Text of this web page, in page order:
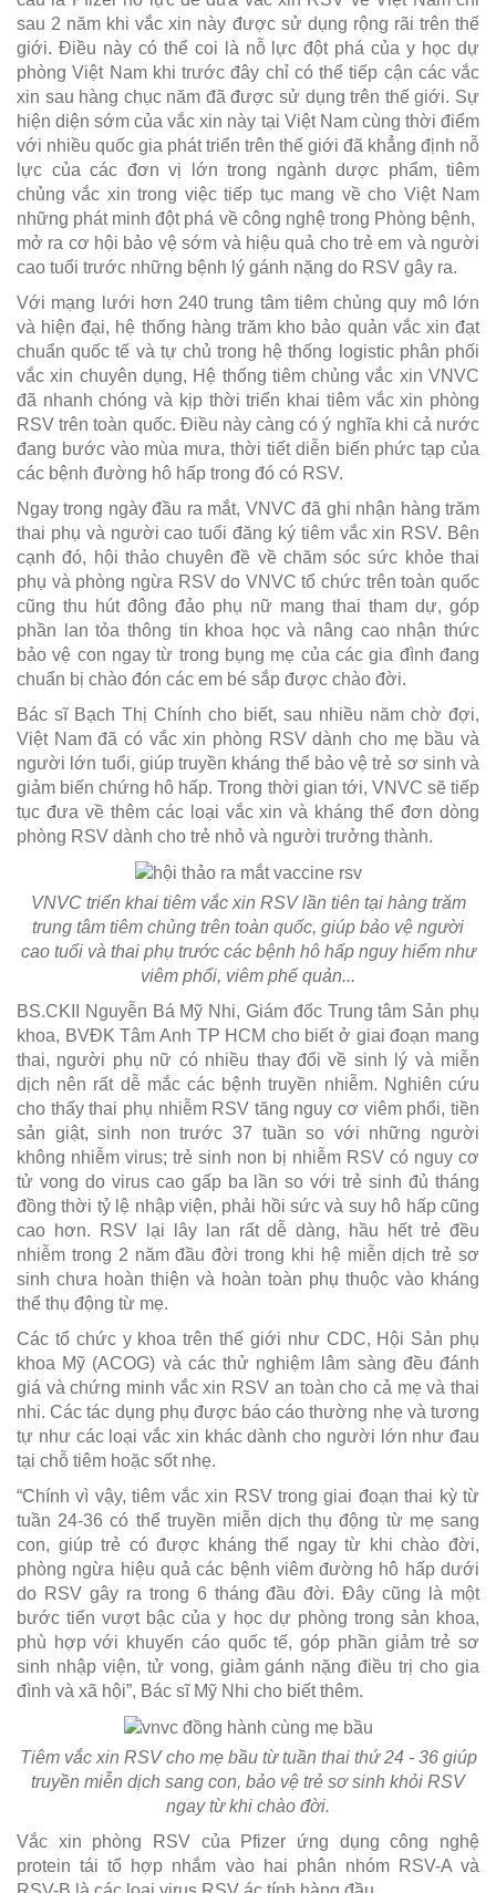
sau 2 năm khi vắc xin này được sử dụng rộng rãi trên thế
giới. Điều này có thể coi là nỗ lực đột phá của y học dự
phòng Việt Nam khi trước đây chỉ có thể tiếp cận các vắc
xin sau hàng chục năm đã được sử dụng trên thế giới. Sự
hiện diện sớm của vắc xin này tại Việt Nam cùng thời điểm
với nhiều quốc gia phát triển trên thế giới đã khẳng định nỗ
lực của các đơn vị lớn trong ngành dược phẩm, tiêm
chủng vắc xin trong việc tiếp tục mang về cho Việt Nam
những phát minh đột phá về công nghệ trong Phòng bệnh,
mở ra cơ hội bảo vệ sớm và hiệu quả cho trẻ em và người
cao tuổi trước những bệnh lý gánh nặng do RSV gây ra.
Với mạng lưới hơn 240 trung tâm tiêm chủng quy mô lớn
và hiện đại, hệ thống hàng trăm kho bảo quản vắc xin đạt
chuẩn quốc tế và tự chủ trong hệ thống logistic phân phối
vắc xin chuyên dụng, Hệ thống tiêm chủng vắc xin VNVC
đã nhanh chóng và kịp thời triển khai tiêm vắc xin phòng
RSV trên toàn quốc. Điều này càng có ý nghĩa khi cả nước
đang bước vào mùa mưa, thời tiết diễn biến phức tạp của
các bệnh đường hô hấp trong đó có RSV.
Ngay trong ngày đầu ra mắt, VNVC đã ghi nhận hàng trăm
thai phụ và người cao tuổi đăng ký tiêm vắc xin RSV. Bên
cạnh đó, hội thảo chuyên đề về chăm sóc sức khỏe thai
phụ và phòng ngừa RSV do VNVC tổ chức trên toàn quốc
cũng thu hút đông đảo phụ nữ mang thai tham dự, góp
phần lan tỏa thông tin khoa học và nâng cao nhận thức
bảo vệ con ngay từ trong bụng mẹ của các gia đình đang
chuẩn bị chào đón các em bé sắp được chào đời.
Bác sĩ Bạch Thị Chính cho biết, sau nhiều năm chờ đợi,
Việt Nam đã có vắc xin phòng RSV dành cho mẹ bầu và
người lớn tuổi, giúp truyền kháng thể bảo vệ trẻ sơ sinh và
giảm biến chứng hô hấp. Trong thời gian tới, VNVC sẽ tiếp
tục đưa về thêm các loại vắc xin và kháng thể đơn dòng
phòng RSV dành cho trẻ nhỏ và người trưởng thành.
VNVC triển khai tiêm vắc xin RSV lần tiên tại hàng trăm
trung tâm tiêm chủng trên toàn quốc, giúp bảo vệ người
cao tuổi và thai phụ trước các bệnh hô hấp nguy hiểm như
viêm phổi, viêm phế quản...
BS.CKII Nguyễn Bá Mỹ Nhi, Giám đốc Trung tâm Sản phụ
khoa, BVĐK Tâm Anh TP HCM cho biết ở giai đoạn mang
thai, người phụ nữ có nhiều thay đổi về sinh lý và miễn
dịch nên rất dễ mắc các bệnh truyền nhiễm. Nghiên cứu
cho thấy thai phụ nhiễm RSV tăng nguy cơ viêm phổi, tiền
sản giật, sinh non trước 37 tuần so với những người
không nhiễm virus; trẻ sinh non bị nhiễm RSV có nguy cơ
tử vong do virus cao gấp ba lần so với trẻ sinh đủ tháng
đồng thời tỷ lệ nhập viện, phải hồi sức và suy hô hấp cũng
cao hơn. RSV lại lây lan rất dễ dàng, hầu hết trẻ đều
nhiễm trong 2 năm đầu đời trong khi hệ miễn dịch trẻ sơ
sinh chưa hoàn thiện và hoàn toàn phụ thuộc vào kháng
thể thụ động từ mẹ.
Các tổ chức y khoa trên thế giới như CDC, Hội Sản phụ
khoa Mỹ (ACOG) và các thử nghiệm lâm sàng đều đánh
giá và chứng minh vắc xin RSV an toàn cho cả mẹ và thai
nhi. Các tác dụng phụ được báo cáo thường nhẹ và tương
tự như các loại vắc xin khác dành cho người lớn như đau
tại chỗ tiêm hoặc sốt nhẹ.
“Chính vì vậy, tiêm vắc xin RSV trong giai đoạn thai kỳ từ
tuần 24-36 có thể truyền miễn dịch thụ động từ mẹ sang
con, giúp trẻ có được kháng thể ngay từ khi chào đời,
phòng ngừa hiệu quả các bệnh viêm đường hô hấp dưới
do RSV gây ra trong 6 tháng đầu đời. Đây cũng là một
bước tiến vượt bậc của y học dự phòng trong sản khoa,
phù hợp với khuyến cáo quốc tế, góp phần giảm trẻ sơ
sinh nhập viện, tử vong, giảm gánh nặng điều trị cho gia
đình và xã hội”, Bác sĩ Mỹ Nhi cho biết thêm.
Tiêm vắc xin RSV cho mẹ bầu từ tuần thai thứ 24 - 36 giúp
truyền miễn dịch sang con, bảo vệ trẻ sơ sinh khỏi RSV
ngay từ khi chào đời.
Vắc xin phòng RSV của Pfizer ứng dụng công nghệ
protein tái tổ hợp nhắm vào hai phân nhóm RSV-A và